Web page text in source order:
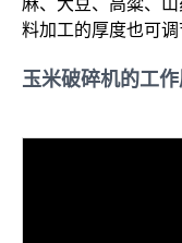
料加工的厚度也可调
玉米破碎机的工作